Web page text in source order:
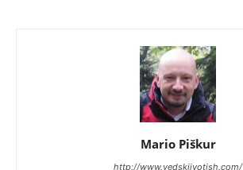
Mario Piškur
http://www.vedskijyotish.com/